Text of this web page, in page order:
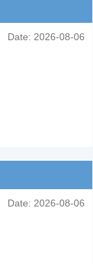
Date: 2026-08-06
Date: 2026-08-06